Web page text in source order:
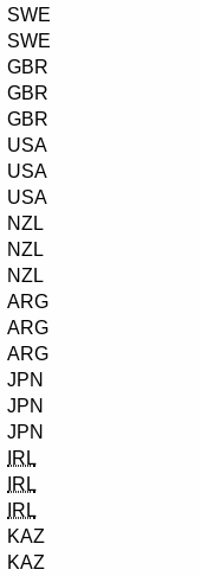
SWE
SWE
GBR
GBR
GBR
USA
USA
USA
NZL
NZL
NZL
ARG
ARG
ARG
JPN
JPN
JPN
IRL
IRL
IRL
KAZ
KAZ